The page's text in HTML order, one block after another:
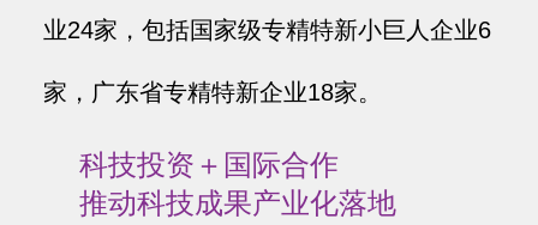
业24家，包括国家级专精特新小巨人企业6
家，广东省专精特新企业18家。
科技投资＋国际合作
推动科技成果产业化落地